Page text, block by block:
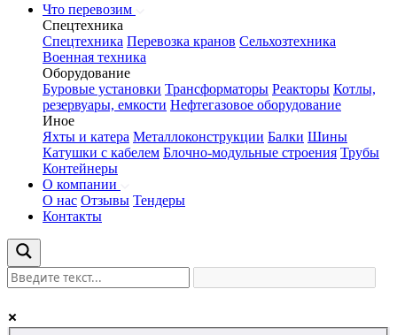
Что перевозим
Спецтехника
Спецтехника Перевозка кранов Сельхозтехника
Военная техника
Оборудование
Буровые установки Трансформаторы Реакторы Котлы,
резервуары, емкости Нефтегазовое оборудование
Иное
Яхты и катера Металлоконструкции Балки Шины
Катушки с кабелем Блочно-модульные строения Трубы
Контейнеры
О компании
О нас Отзывы Тендеры
Контакты